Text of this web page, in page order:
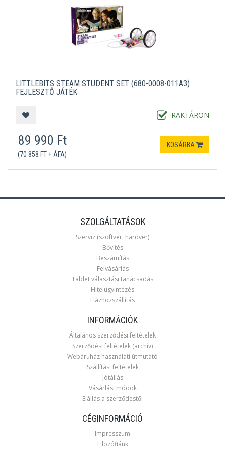
LITTLEBITS STEAM STUDENT SET (680-0008-011A3)
FEJLESZTŐ JÁTÉK
RAKTÁRON
89 990 Ft
(70 858 FT + ÁFA)
KOSÁRBA
SZOLGÁLTATÁSOK
Szerviz (szoftver, hardver)
Bővítés
Beszámítás
Felvásárlás
Tablet választási tanácsadás
Hitelügyintézés
Házhozszállítás
INFORMÁCIÓK
Általános szerződési feltételek
Szerződési feltételek (archív)
Webáruház használati útmutató
Szállítási feltételek
Jótállás
Vásárlási módok
Elállás a szerződéstől
CÉGINFORMÁCIÓ
Impresszum
Filozófiánk